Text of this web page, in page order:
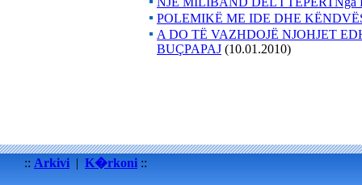
POLEMIKË ME IDE DHE
A DO TË VAZHDOJË NJOHJET
BUÇPAPAJ (10.01.2010)
:: Arkivi | K�rkoni ::